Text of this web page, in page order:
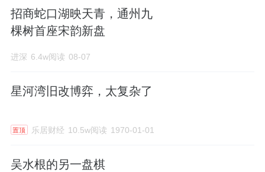
招商蛇口湖映天青，通州九
棵树首座宋韵新盘
进深 6.4w阅读 08-07
星河湾旧改博弈，太复杂了
置顶 乐居财经 10.5w阅读 1970-01-01
吴水根的另一盘棋